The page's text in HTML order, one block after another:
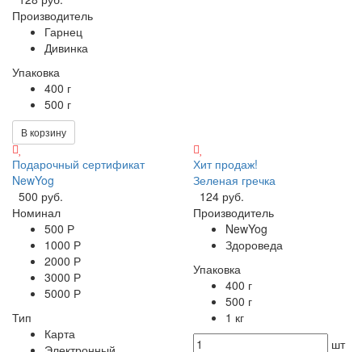
Производитель
Гарнец
Дивинка
Упаковка
400 г
500 г
В корзину
Подарочный сертификат
NewYog
500 руб.
Номинал
500 Р
1000 Р
2000 Р
3000 Р
5000 Р
Тип
Карта
Хит продаж!
Зеленая гречка
124 руб.
Производитель
NewYog
Здороведа
Упаковка
400 г
500 г
1 кг
шт